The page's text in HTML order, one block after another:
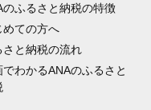
のふるさと納税の特徴
めての方へ
さと納税の流れ
でわかるANAのふるさと